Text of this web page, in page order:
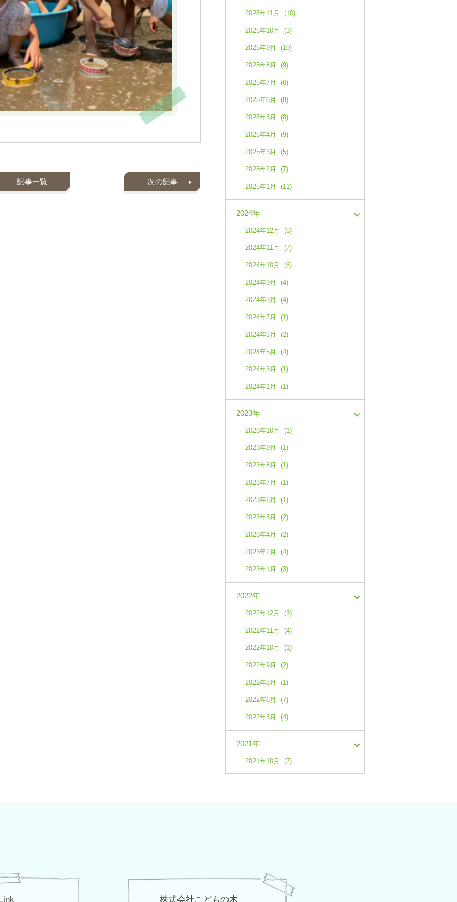
記事一覧 次の記事
2025年11月 (10)
2025年10月 (3)
2025年9月 (10)
2025年8月 (9)
2025年7月 (6)
2025年6月 (8)
2025年5月 (8)
2025年4月 (9)
2025年3月 (5)
2025年2月 (7)
2025年1月 (11)
2024年
2024年12月 (8)
2024年11月 (7)
2024年10月 (6)
2024年9月 (4)
2024年8月 (4)
2024年7月 (1)
2024年6月 (2)
2024年5月 (4)
2024年3月 (1)
2024年1月 (1)
2023年
2023年10月 (1)
2023年9月 (1)
2023年8月 (1)
2023年7月 (1)
2023年6月 (1)
2023年5月 (2)
2023年4月 (2)
2023年2月 (4)
2023年1月 (3)
2022年
2022年12月 (3)
2022年11月 (4)
2022年10月 (1)
2022年9月 (2)
2022年8月 (1)
2022年6月 (7)
2022年5月 (4)
2021年
2021年10月 (7)
株式会社こどもの木